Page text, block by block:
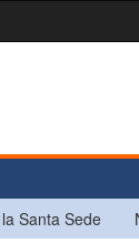
Santa Sede